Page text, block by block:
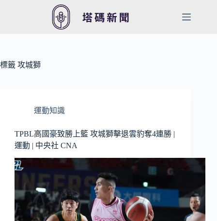
容
標籤 攻城獅
運動知識
TPBL高國豪致勝上籃 攻城獅擊退雲豹奪4連勝 |
運動 | 中央社 CNA